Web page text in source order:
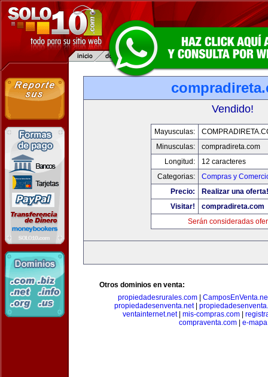
Vendido!
Mayusculas:
Minusculas:
compradireta.com
Longitud:
12 caracteres
Categorias:
Compras y
Precio:
Realizar una oferta!
Visitar!
compradireta.com
Serán consideradas
Otros dominios en venta:
propiedadesrurales.com
propiedadesenventa.net
ventainternet.net| mis-compras.com|
compraventa.com
e-